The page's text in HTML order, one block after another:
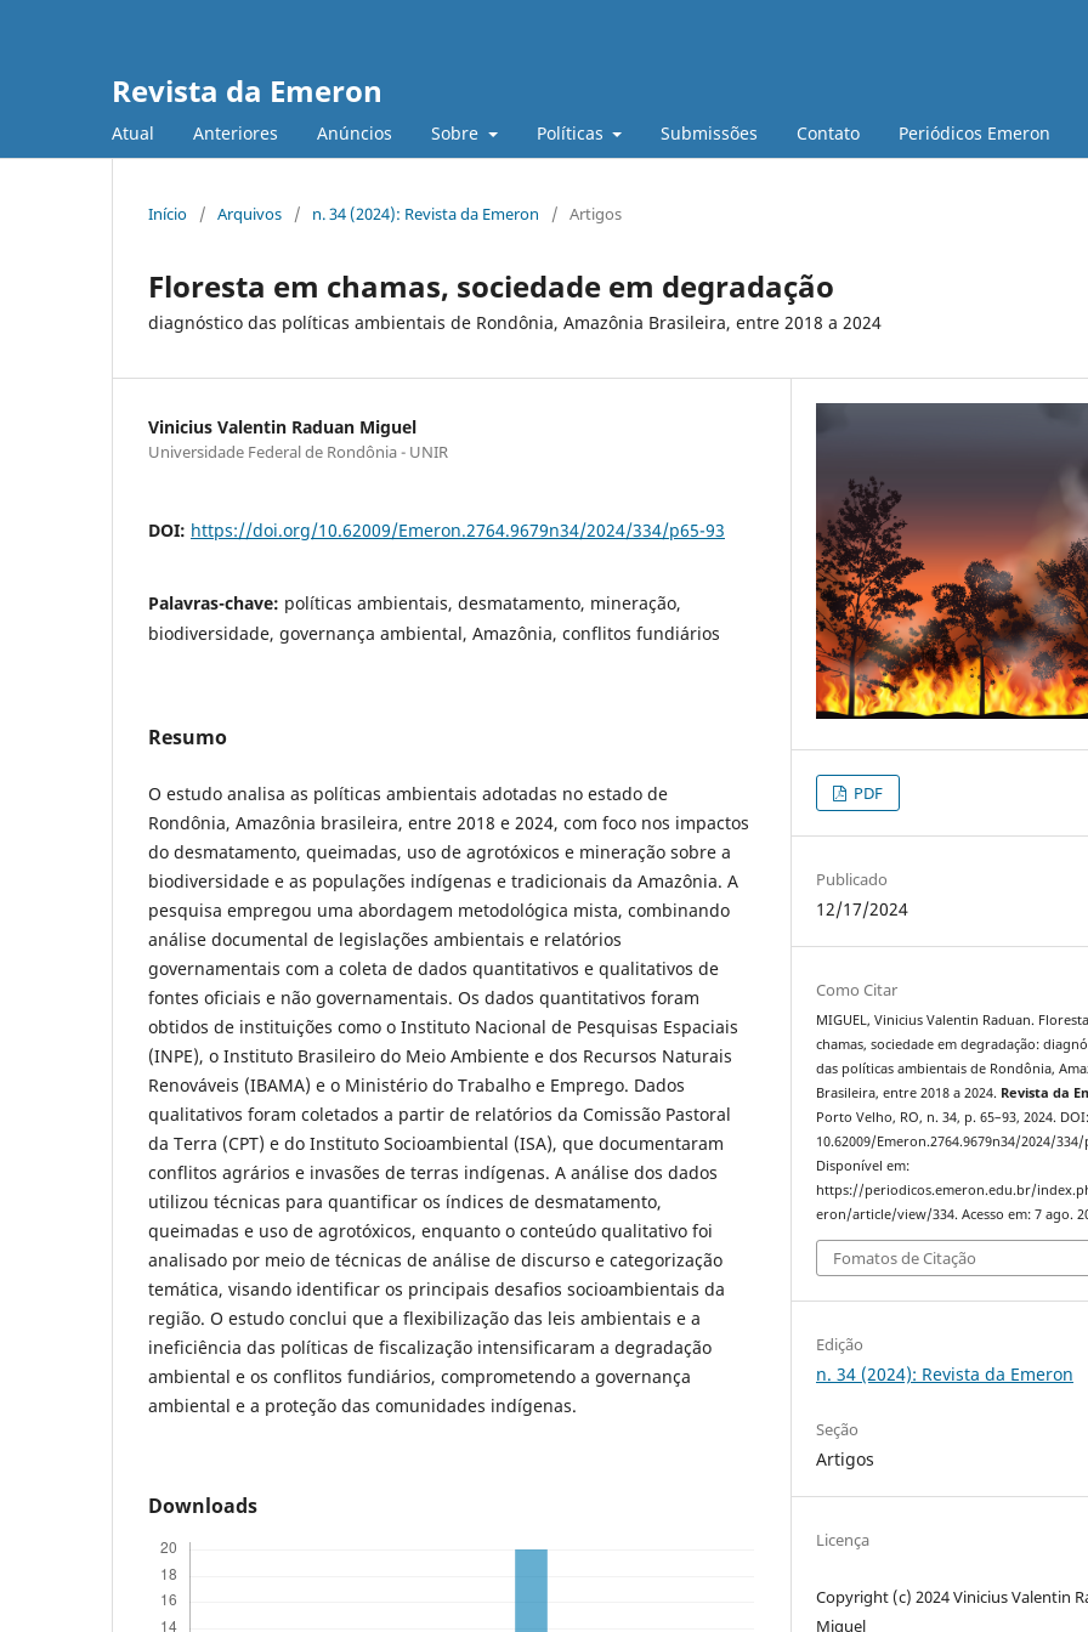
Revista da Emeron
Atual Anteriores Anúncios Sobre Políticas Submissões Contato Periódicos Emeron
Início / Arquivos / n. 34 (2024): Revista da Emeron / Artigos
Floresta em chamas, sociedade em degradação
diagnóstico das políticas ambientais de Rondônia, Amazônia Brasileira, entre 2018 a 2024
Vinicius Valentin Raduan Miguel
Universidade Federal de Rondônia - UNIR
DOI: https://doi.org/10.62009/Emeron.2764.9679n34/2024/334/p65-93
Palavras-chave: políticas ambientais, desmatamento, mineração,
biodiversidade, governança ambiental, Amazônia, conflitos fundiários
Resumo
O estudo analisa as políticas ambientais adotadas no estado de
Rondônia, Amazônia brasileira, entre 2018 e 2024, com foco nos impactos
do desmatamento, queimadas, uso de agrotóxicos e mineração sobre a
biodiversidade e as populações indígenas e tradicionais da Amazônia. A
pesquisa empregou uma abordagem metodológica mista, combinando
análise documental de legislações ambientais e relatórios
governamentais com a coleta de dados quantitativos e qualitativos de
fontes oficiais e não governamentais. Os dados quantitativos foram
obtidos de instituições como o Instituto Nacional de Pesquisas Espaciais
(INPE), o Instituto Brasileiro do Meio Ambiente e dos Recursos Naturais
Renováveis (IBAMA) e o Ministério do Trabalho e Emprego. Dados
qualitativos foram coletados a partir de relatórios da Comissão Pastoral
da Terra (CPT) e do Instituto Socioambiental (ISA), que documentaram
conflitos agrários e invasões de terras indígenas. A análise dos dados
utilizou técnicas para quantificar os índices de desmatamento,
queimadas e uso de agrotóxicos, enquanto o conteúdo qualitativo foi
analisado por meio de técnicas de análise de discurso e categorização
temática, visando identificar os principais desafios socioambientais da
região. O estudo conclui que a flexibilização das leis ambientais e a
ineficiência das políticas de fiscalização intensificaram a degradação
ambiental e os conflitos fundiários, comprometendo a governança
ambiental e a proteção das comunidades indígenas.
Downloads
PDF
Publicado
12/17/2024
Como Citar
MIGUEL, Vinicius Valentin Raduan.
chamas, sociedade em degradação:
das políticas ambientais de Rondônia,
Brasileira, entre 2018 a 2024. Revista da
Porto Velho, RO, n. 34, p. 65–93, 2024. DOI:
10.62009/Emeron.2764.9679n34/2024/334/
Disponível em:
https://periodicos.emeron.edu.br/
eron/article/view/334. Acesso em: 7 ago.
Fomatos de Citação
Edição
n. 34 (2024): Revista da Emeron
Seção
Artigos
Licença
Copyright (c) 2024 Vinicius Valentin
Miguel